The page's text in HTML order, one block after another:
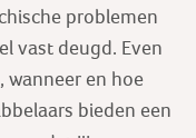
problemen
vast deugd. Even
wanneer en hoe
bieden een